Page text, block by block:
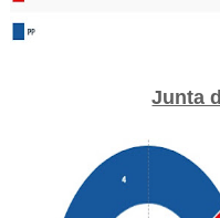
Junta